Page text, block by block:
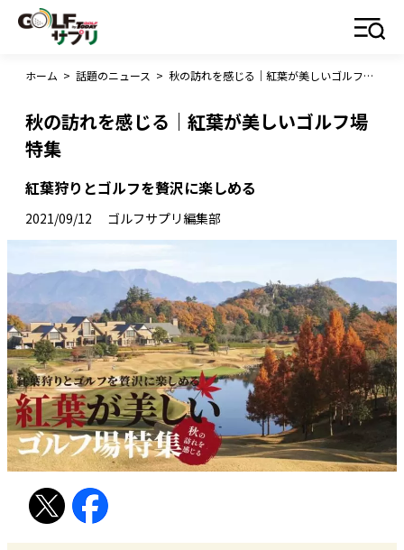
ホーム > 話題のニュース > 秋の訪れを感じる｜紅葉が美しいゴルフ場特集
秋の訪れを感じる｜紅葉が美しいゴルフ場
特集
紅葉狩りとゴルフを贅沢に楽しめる
2021/09/12 ゴルフサプリ編集部